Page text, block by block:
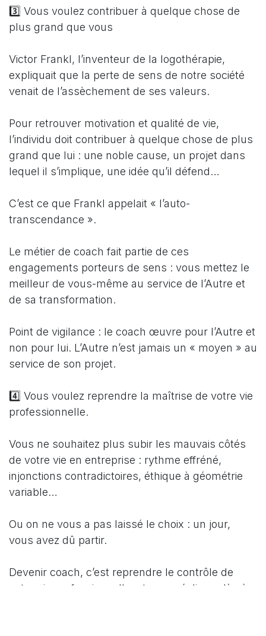
3️⃣ Vous voulez contribuer à quelque chose de
plus grand que vous
Victor Frankl, l’inventeur de la logothérapie,
expliquait que la perte de sens de notre société
venait de l’assèchement de ses valeurs.
Pour retrouver motivation et qualité de vie,
l’individu doit contribuer à quelque chose de plus
grand que lui : une noble cause, un projet dans
lequel il s’implique, une idée qu’il défend…
C’est ce que Frankl appelait « l’auto-
transcendance ».
Le métier de coach fait partie de ces
engagements porteurs de sens : vous mettez le
meilleur de vous-même au service de l’Autre et
de sa transformation.
Point de vigilance : le coach œuvre pour l’Autre et
non pour lui. L’Autre n’est jamais un « moyen » au
service de son projet.
4️⃣ Vous voulez reprendre la maîtrise de votre vie
professionnelle.
Vous ne souhaitez plus subir les mauvais côtés
de votre vie en entreprise : rythme effréné,
injonctions contradictoires, éthique à géométrie
variable…
Ou on ne vous a pas laissé le choix : un jour,
vous avez dû partir.
Devenir coach, c’est reprendre le contrôle de
votre vie professionnelle, et vous réaligner là où